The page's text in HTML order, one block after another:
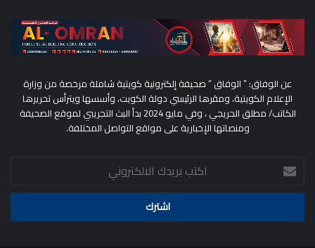
عن الوفاق: ” الوفاق ” صحيفة إلكترونية كويتية شاملة مرخصة من وزارة
الإعلام الكويتية، ومقرها الرئيسي دولة الكويت، وأسسها ويترأس تحريرها
الكاتب/ مطلق الحريجي ، وفي مايو 2024 بدأ البث التجريبي لموقع الصحيفة
ومنصاتها الإخبارية على مواقع التواصل المختلفة.
اكتب
بريدك
الالكتروني